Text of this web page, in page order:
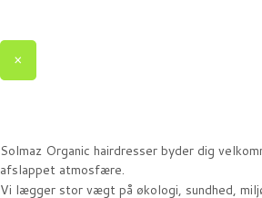
×
Solmaz Organic hairdresser byder dig
afslappet atmosfære.
Vi lægger stor vægt på økologi, sundhed,